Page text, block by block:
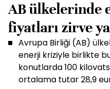
AB ülkelerinde
fiyatları zirve
Avrupa Birliği (AB)
enerji kriziyle birlikte bu
konutlarda 100
ortalama tutar 28,9